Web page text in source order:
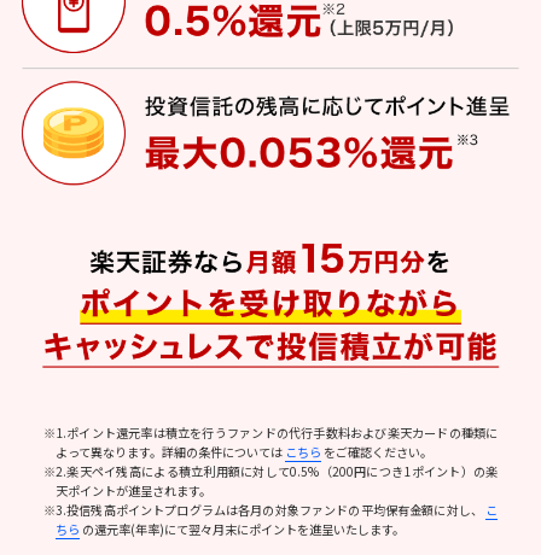
※1.ポイント還元率は積立を行うファンドの代行手数料および楽天カードの種類に
よって異なります。詳細の条件については こちら をご確認ください。
※2.楽天ペイ残高による積立利用額に対して0.5%（200円につき1ポイント）の楽
天ポイントが進呈されます。
※3.投信残高ポイントプログラムは各月の対象ファンドの平均保有金額に対し、
こ
ちら の還元率(年率)にて翌々月末にポイントを進呈いたします。